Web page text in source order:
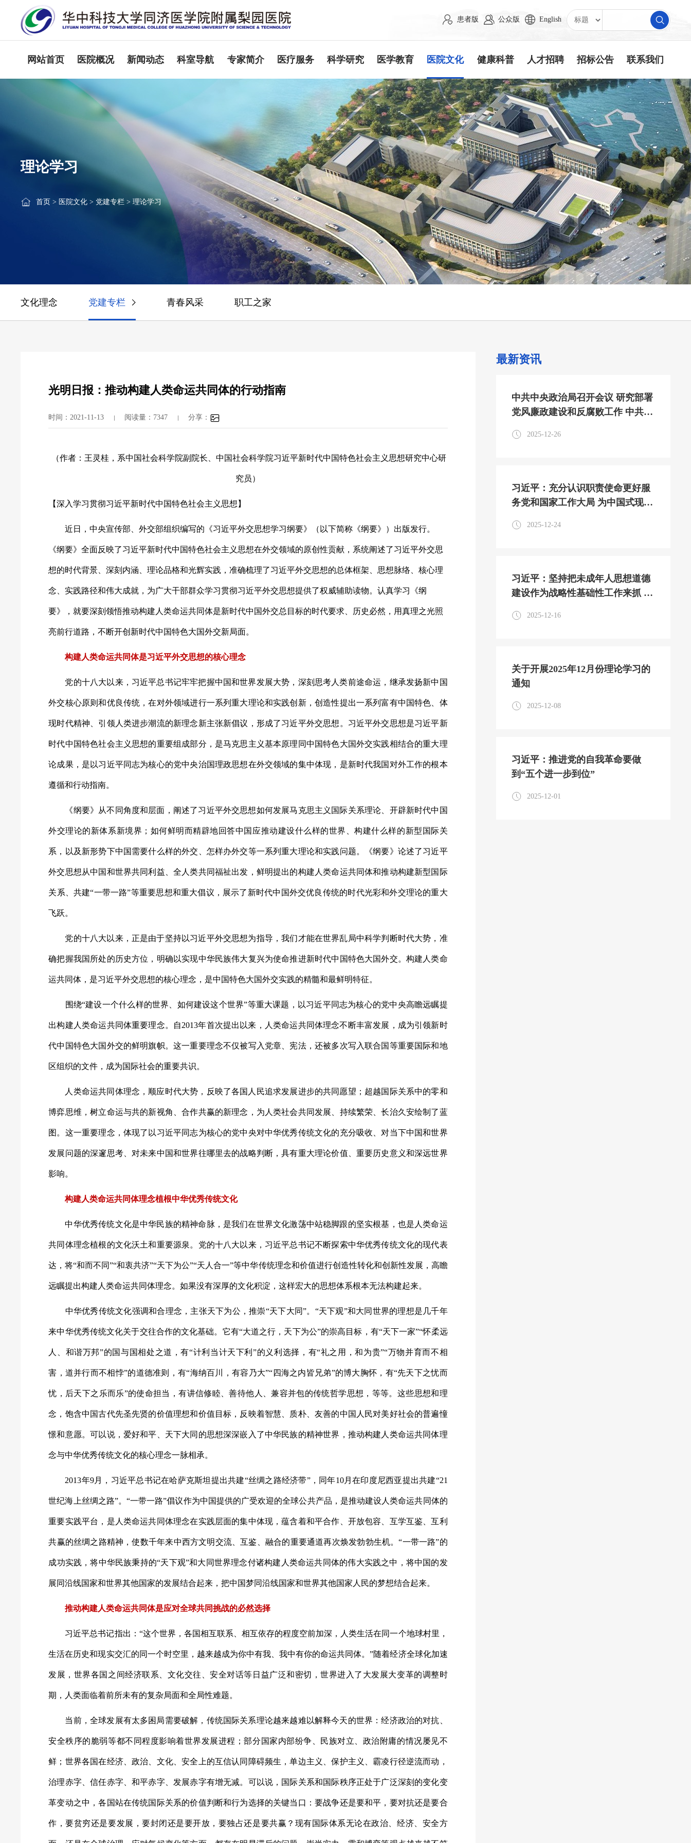
患者版 公众版 English
网站首页 医院概况 新闻动态 科室导航 专家简介 医疗服务 科学研究 医学教育 医院文化 健康科普 人才招聘 招标公告 联系我们
理论学习
首页 > 医院文化 > 党建专栏 >理论学习
文化理念 党建专栏 青春风采 职工之家
光明日报：推动构建人类命运共同体的行动指南
时间：2021-11-13 阅读量：7347 分享：
（作者：王灵桂，系中国社会科学院副院长、中国社会科学院习近平新时代中国特色社会主义思想研究中心研
究员）
【深入学习贯彻习近平新时代中国特色社会主义思想】
近日，中央宣传部、外交部组织编写的《习近平外交思想学习纲要》（以下简称《纲要》）出版发行。
《纲要》全面反映了习近平新时代中国特色社会主义思想在外交领域的原创性贡献，系统阐述了习近平外交思
想的时代背景、深刻内涵、理论品格和光辉实践，准确梳理了习近平外交思想的总体框架、思想脉络、核心理
念、实践路径和伟大成就，为广大干部群众学习贯彻习近平外交思想提供了权威辅助读物。认真学习《纲
要》，就要深刻领悟推动构建人类命运共同体是新时代中国外交总目标的时代要求、历史必然，用真理之光照
亮前行道路，不断开创新时代中国特色大国外交新局面。
构建人类命运共同体是习近平外交思想的核心理念
党的十八大以来，习近平总书记牢牢把握中国和世界发展大势，深刻思考人类前途命运，继承发扬新中国
外交核心原则和优良传统，在对外领域进行一系列重大理论和实践创新，创造性提出一系列富有中国特色、体
现时代精神、引领人类进步潮流的新理念新主张新倡议，形成了习近平外交思想。习近平外交思想是习近平新
时代中国特色社会主义思想的重要组成部分，是马克思主义基本原理同中国特色大国外交实践相结合的重大理
论成果，是以习近平同志为核心的党中央治国理政思想在外交领域的集中体现，是新时代我国对外工作的根本
遵循和行动指南。
《纲要》从不同角度和层面，阐述了习近平外交思想如何发展马克思主义国际关系理论、开辟新时代中国
外交理论的新体系新境界；如何鲜明而精辟地回答中国应推动建设什么样的世界、构建什么样的新型国际关
系，以及新形势下中国需要什么样的外交、怎样办外交等一系列重大理论和实践问题。《纲要》论述了习近平
外交思想从中国和世界共同利益、全人类共同福祉出发，鲜明提出的构建人类命运共同体和推动构建新型国际
关系、共建“一带一路”等重要思想和重大倡议，展示了新时代中国外交优良传统的时代光彩和外交理论的重大
飞跃。
党的十八大以来，正是由于坚持以习近平外交思想为指导，我们才能在世界乱局中科学判断时代大势，准
确把握我国所处的历史方位，明确以实现中华民族伟大复兴为使命推进新时代中国特色大国外交。构建人类命
运共同体，是习近平外交思想的核心理念，是中国特色大国外交实践的精髓和最鲜明特征。
围绕“建设一个什么样的世界、如何建设这个世界”等重大课题，以习近平同志为核心的党中央高瞻远瞩提
出构建人类命运共同体重要理念。自2013年首次提出以来，人类命运共同体理念不断丰富发展，成为引领新时
代中国特色大国外交的鲜明旗帜。这一重要理念不仅被写入党章、宪法，还被多次写入联合国等重要国际和地
区组织的文件，成为国际社会的重要共识。
人类命运共同体理念，顺应时代大势，反映了各国人民追求发展进步的共同愿望；超越国际关系中的零和
博弈思维，树立命运与共的新视角、合作共赢的新理念，为人类社会共同发展、持续繁荣、长治久安绘制了蓝
图。这一重要理念，体现了以习近平同志为核心的党中央对中华优秀传统文化的充分吸收、对当下中国和世界
发展问题的深邃思考、对未来中国和世界往哪里去的战略判断，具有重大理论价值、重要历史意义和深远世界
影响。
构建人类命运共同体理念植根中华优秀传统文化
中华优秀传统文化是中华民族的精神命脉，是我们在世界文化激荡中站稳脚跟的坚实根基，也是人类命运
共同体理念植根的文化沃土和重要源泉。党的十八大以来，习近平总书记不断探索中华优秀传统文化的现代表
达，将“和而不同”“和衷共济”“天下为公”“天人合一”等中华传统理念和价值进行创造性转化和创新性发展，高瞻
远瞩提出构建人类命运共同体理念。如果没有深厚的文化积淀，这样宏大的思想体系根本无法构建起来。
中华优秀传统文化强调和合理念，主张天下为公，推崇“天下大同”。“天下观”和大同世界的理想是几千年
来中华优秀传统文化关于交往合作的文化基础。它有“大道之行，天下为公”的崇高目标，有“天下一家”“怀柔远
人、和谐万邦”的国与国相处之道，有“计利当计天下利”的义利选择，有“礼之用，和为贵”“万物并育而不相
害，道并行而不相悖”的道德准则，有“海纳百川，有容乃大”“四海之内皆兄弟”的博大胸怀，有“先天下之忧而
忧，后天下之乐而乐”的使命担当，有讲信修睦、善待他人、兼容并包的传统哲学思想，等等。这些思想和理
念，饱含中国古代先圣先贤的价值理想和价值目标，反映着智慧、质朴、友善的中国人民对美好社会的普遍憧
憬和意愿。可以说，爱好和平、天下大同的思想深深嵌入了中华民族的精神世界，推动构建人类命运共同体理
念与中华优秀传统文化的核心理念一脉相承。
2013年9月，习近平总书记在哈萨克斯坦提出共建“丝绸之路经济带”，同年10月在印度尼西亚提出共建“21
世纪海上丝绸之路”。“一带一路”倡议作为中国提供的广受欢迎的全球公共产品，是推动建设人类命运共同体的
重要实践平台，是人类命运共同体理念在实践层面的集中体现，蕴含着和平合作、开放包容、互学互鉴、互利
共赢的丝绸之路精神，使数千年来中西方文明交流、互鉴、融合的重要通道再次焕发勃勃生机。“一带一路”的
成功实践，将中华民族秉持的“天下观”和大同世界理念付诸构建人类命运共同体的伟大实践之中，将中国的发
展同沿线国家和世界其他国家的发展结合起来，把中国梦同沿线国家和世界其他国家人民的梦想结合起来。
推动构建人类命运共同体是应对全球共同挑战的必然选择
习近平总书记指出：“这个世界，各国相互联系、相互依存的程度空前加深，人类生活在同一个地球村里，
生活在历史和现实交汇的同一个时空里，越来越成为你中有我、我中有你的命运共同体。”随着经济全球化加速
发展，世界各国之间经济联系、文化交往、安全对话等日益广泛和密切，世界进入了大发展大变革的调整时
期，人类面临着前所未有的复杂局面和全局性难题。
当前，全球发展有太多困局需要破解，传统国际关系理论越来越难以解释今天的世界：经济政治的对抗、
安全秩序的脆弱等都不同程度影响着世界发展进程；部分国家内部纷争、民族对立、政治附庸的情况屡见不
鲜；世界各国在经济、政治、文化、安全上的互信认同障碍频生，单边主义、保护主义、霸凌行径逆流而动，
治理赤字、信任赤字、和平赤字、发展赤字有增无减。可以说，国际关系和国际秩序正处于广泛深刻的变化变
革变动之中，各国站在传统国际关系的价值判断和行为选择的关键当口：要战争还是要和平，要对抗还是要合
作，要贫穷还是要发展，要封闭还是要开放，要独占还是要共赢？现有国际体系无论在政治、经济、安全方
最新资讯
中共中央政治局召开会议 研究部署
党风廉政建设和反腐败工作 中共中
2025-12-26
习近平：充分认识职责使命更好服
务党和国家工作大局 为中国式现代
2025-12-24
习近平：坚持把未成年人思想道德
建设作为战略性基础性工作来抓 合
会环境
2025-12-16
关于开展2025年12月份理论学习的
通知
2025-12-08
习近平：推进党的自我革命要做
到“五个进一步到位”
2025-12-01